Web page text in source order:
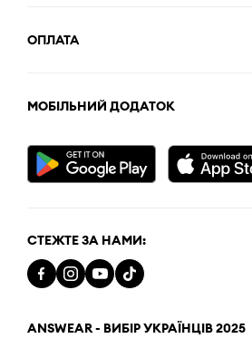
ОПЛАТА
МОБІЛЬНИЙ ДОДАТОК
СТЕЖТЕ ЗА НАМИ:
ANSWEAR - ВИБІР УКРАЇНЦІВ 2025